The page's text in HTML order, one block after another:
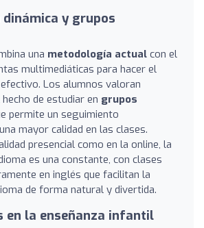
y grupos
una metodología actual con el
multimediáticas para hacer el
Los alumnos valoran
de estudiar en grupos
permite un seguimiento
mayor calidad en las clases.
presencial como en la online, la
es una constante, con clases
en inglés que facilitan la
de forma natural y divertida.
en la enseñanza infantil